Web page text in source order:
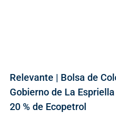
Relevante | Bolsa de
Gobierno de La
20 % de Ecopetrol